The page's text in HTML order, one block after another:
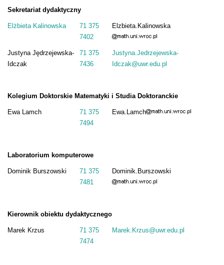
Sekretariat dydaktyczny
Elżbieta Kalinowska
71 375
7402
Elzbieta.Kalinowska
Justyna Jędrzejewska-
Idczak
71 375
7436
Justyna.Jedrzejewska-
Idczak@uwr.edu.pl
Kolegium Doktorskie Matematyki i Studia Doktoranckie
Ewa Lamch
71 375
7494
Ewa.Lamch
Laboratorium komputerowe
Dominik Burszowski
71 375
7481
Dominik.Burszowski
Kierownik obiektu dydaktycznego
Marek Krzus
71 375
7474
Marek.Krzus@uwr.edu.pl